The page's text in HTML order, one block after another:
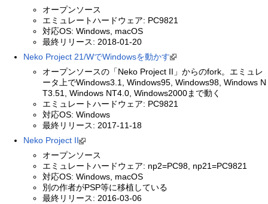
オープンソース
エミュレートハードウェア: PC9821
対応OS: Windows, macOS
最終リリース: 2018-01-20
Neko Project 21/WでWindowsを動かす
オープンソースの「Neko Project II」からのfork。エミュレ
ータ上でWindows3.1, Windows95, Windows98, Windows N
T3.51, Windows NT4.0, Windows2000まで動く
エミュレートハードウェア: PC9821
対応OS: Windows
最終リリース: 2017-11-18
Neko Project II
オープンソース
エミュレートハードウェア: np2=PC98, np21=PC9821
対応OS: Windows, macOS
別の作者がPSP等に移植している
最終リリース: 2016-03-06